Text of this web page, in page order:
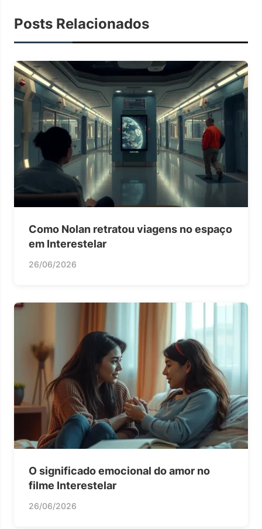
Posts Relacionados
Como Nolan retratou viagens no espaço
em Interestelar
26/06/2026
O significado emocional do amor no
filme Interestelar
26/06/2026